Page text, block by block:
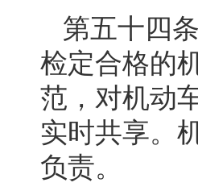
第五十四
检定合格的
范，对机动
实时共享。
负责。